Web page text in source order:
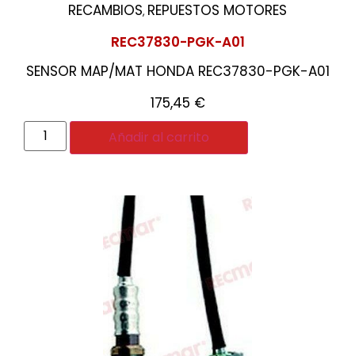
RECAMBIOS, REPUESTOS MOTORES
REC37830-PGK-A01
SENSOR MAP/MAT HONDA REC37830-PGK-A01
175,45 €
Añadir al carrito